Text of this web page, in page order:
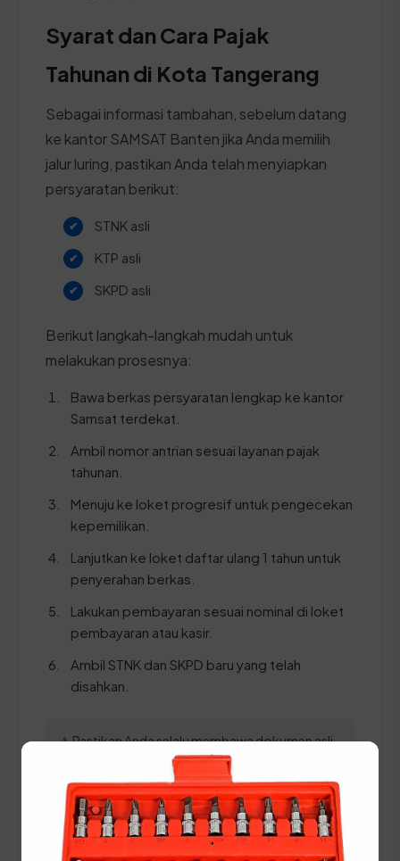
Syarat dan Cara Pajak
Tahunan di Kota Tangerang
Sebagai informasi tambahan, sebelum datang
ke kantor SAMSAT Banten jika Anda memilih
jalur luring, pastikan Anda telah menyiapkan
persyaratan berikut:
STNK asli
KTP asli
SKPD asli
Berikut langkah-langkah mudah untuk
melakukan prosesnya:
Bawa berkas persyaratan lengkap ke kantor
Samsat terdekat.
Ambil nomor antrian sesuai layanan pajak
tahunan.
Menuju ke loket progresif untuk pengecekan
kepemilikan.
Lanjutkan ke loket daftar ulang 1 tahun untuk
penyerahan berkas.
Lakukan pembayaran sesuai nominal di loket
pembayaran atau kasir.
Ambil STNK dan SKPD baru yang telah
disahkan.
⚠️ Pastikan Anda selalu membawa dokumen asli
KTP dan STNK yang masih berlaku serta pastikan
seluruh data pada berkas tersebut sudah sinkron
dengan sistem kependudukan.